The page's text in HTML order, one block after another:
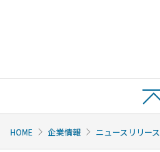
HOME 企業情報 ニュースリリース